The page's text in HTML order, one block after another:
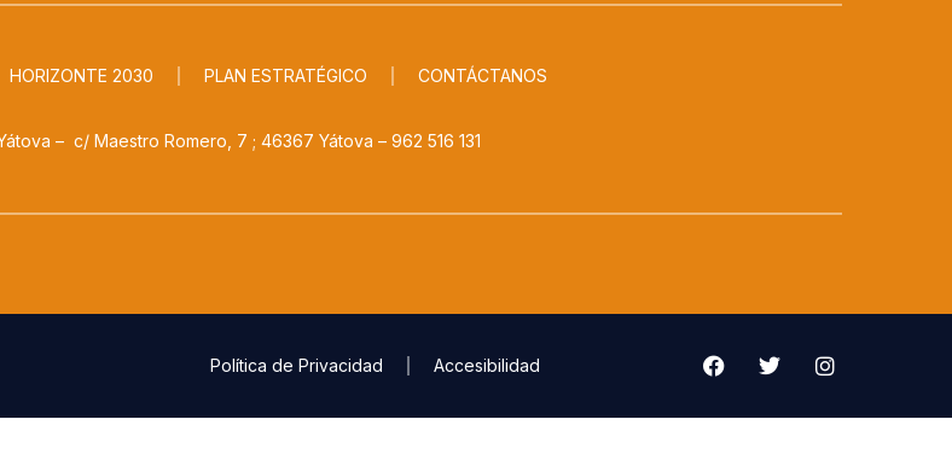
HORIZONTE 2030 PLAN ESTRATÉGICO CONTÁCTANOS
– c/ Maestro Romero, 7 ; 46367 Yátova – 962 516 131
Política de Privacidad Accesibilidad